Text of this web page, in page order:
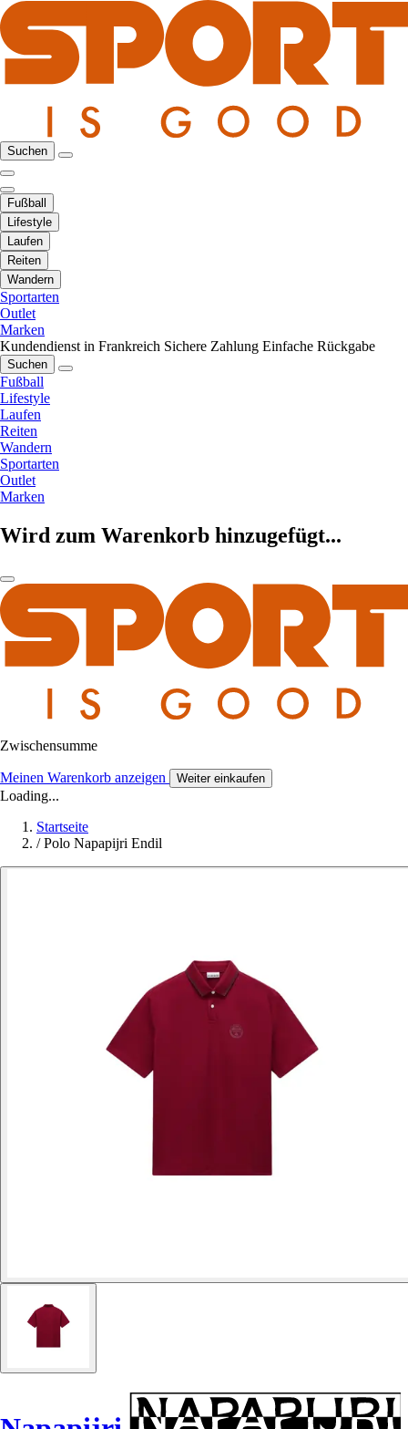
Suchen
Fußball
Lifestyle
Laufen
Reiten
Wandern
Sportarten
Outlet
Marken
Kundendienst in Frankreich Sichere Zahlung Einfache Rückgabe
Suchen
Fußball
Lifestyle
Laufen
Reiten
Wandern
Sportarten
Outlet
Marken
Wird zum Warenkorb hinzugefügt...
Zwischensumme
Meinen Warenkorb anzeigen Weiter einkaufen
Loading...
Startseite
/ Polo Napapijri Endil